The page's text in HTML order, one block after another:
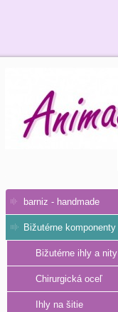
barniz - handmade
Bižutérne komponenty
Bižutérne ihly a nity
Chirurgická oceľ
Ihly na šitie